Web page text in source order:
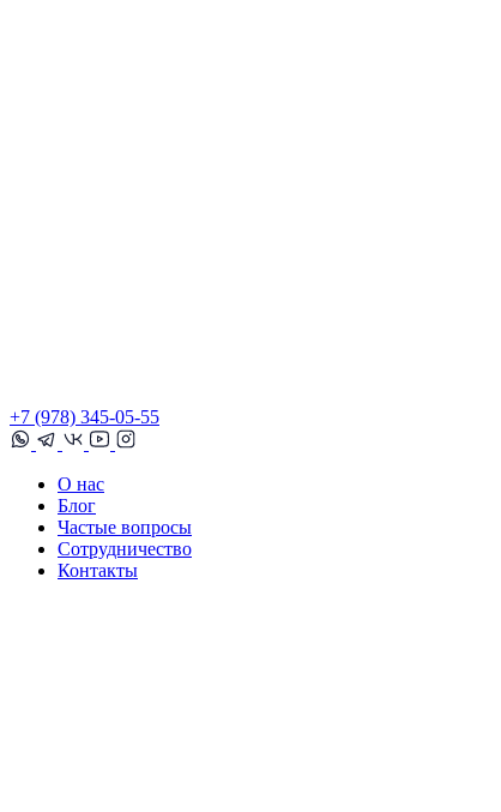
+7 (978) 345-05-55
О нас
Блог
Частые вопросы
Сотрудничество
Контакты